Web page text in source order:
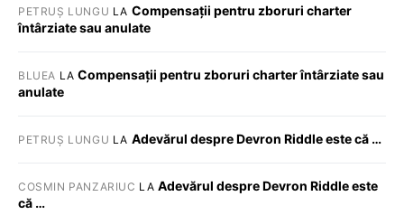
PETRUȘ LUNGU LA Compensații pentru zboruri charter
întârziate sau anulate
BLUEA LACompensații pentru zboruri charter întârziate sau
anulate
PETRUȘ LUNGU LA Adevărul despre Devron Riddle este că …
COSMIN PANZARIUC LA Adevărul despre Devron Riddle este
că …